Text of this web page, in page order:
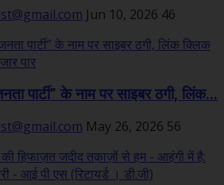
Jun 10, 2026 46
पार्टी” के नाम पर साइबर ठगी, लिंक...
May 26, 2026 56